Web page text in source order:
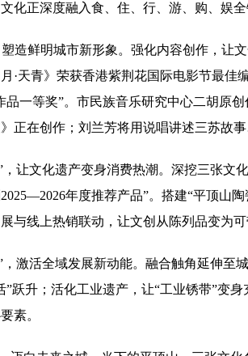
化正深度融入食、住、行、游、购、娱
塑造鲜明城市新形象。强化内容创作，让
·天青》荣获香港紫荆花国际电影节最
品一等奖”。市民族音乐研究中心二胡原
正在创作；刘兰芳将用说唱讲述三苏故
，让文化遗产变身消费热潮。深挖三张文
年度推荐产品”。搭建“平顶山
与线上热销联动，让文创从陈列品变为
，激活全域发展新动能。融合触角延伸至
”跃升；活化工业遗产，让“工业锈带”变
素。